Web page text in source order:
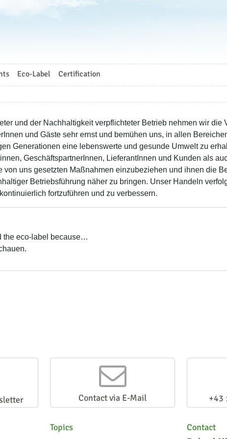
Eco-Label Certification
und der Nachhaltigkeit verpflichteter Betrieb nehmen wir die
und Gäste sehr ernst und bemühen uns, in allen
Generationen eine lebenswerte und gesunde Umwelt zu
GeschäftspartnerInnen, LieferantInnen und Kunden als
von uns gesetzten Maßnahmen einzubeziehen und ihnen die
Betriebsführung näher zu bringen. Unser Handeln
fortzuführen und zu verbessern.
the eco-label because…
Contact via E-Mail +43
Topics
Contact